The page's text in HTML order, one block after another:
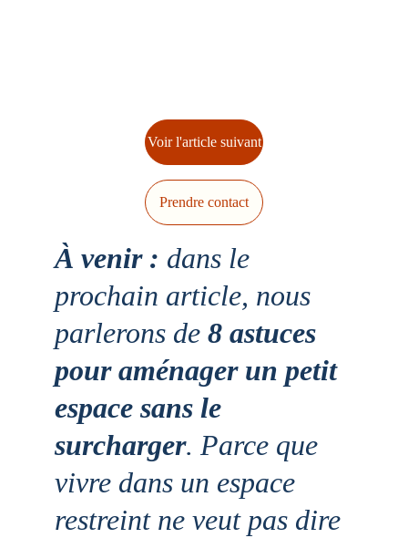
Voir l'article suivant
Prendre contact
À venir : dans le
prochain article, nous
parlerons de 8 astuces
pour aménager un petit
espace sans le
surcharger. Parce que
vivre dans un espace
restreint ne veut pas dire